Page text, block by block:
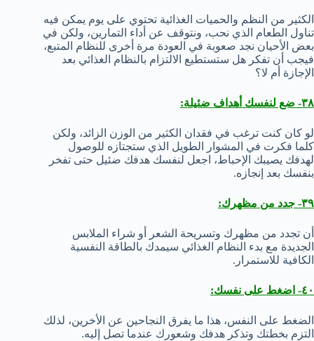
الكثير من النظم والحميات الغذائية تحتوي على يوم يمكن فيه
تناول الطعام الذي نحب، ونتوقف عن أداء التمارين، ولكن في
بعض الأحيان نجد صعوبة في العودة مرة أخرى للنظام المتبع،
فيجب أن تفكر هل ستستطيع الالتزام بالنظام الغذائي بعد
الإجازة أم لا؟
٣٨- ضع لنفسك أهداف ضئيلة:
لو كان كنت ترغب في فقدان الكثير من الوزن الزائد، ولكن
كلما فكرت في المشوار الطويل الذي ستجتازه للوصول
لهدفك يصيبك الإحباط، اجعل لنفسك هدفك ضئيل حتى تفخر
بنفسك بعد إنجازه.
٣٩- جدد من مظهرك:
أن تجدد من مظهرك وتسريحة الشعر أو شراء الملابس
الجديدة مع بدء النظام الغذائي سيمدك بالطاقة النفسية
الكافية للاستمرار.
٤٠- اضغط على نفسك:
الضغط على النفس، هذا ما يفرق النجاحين عن الأخرين، لذلك
التزم بخطتك وتذكر هدفك وشعورك عندما تصل إليه.